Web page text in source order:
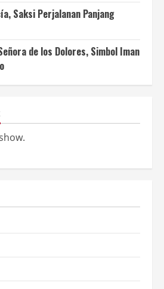
Saksi Perjalanan Panjang
de los Dolores, Simbol Iman